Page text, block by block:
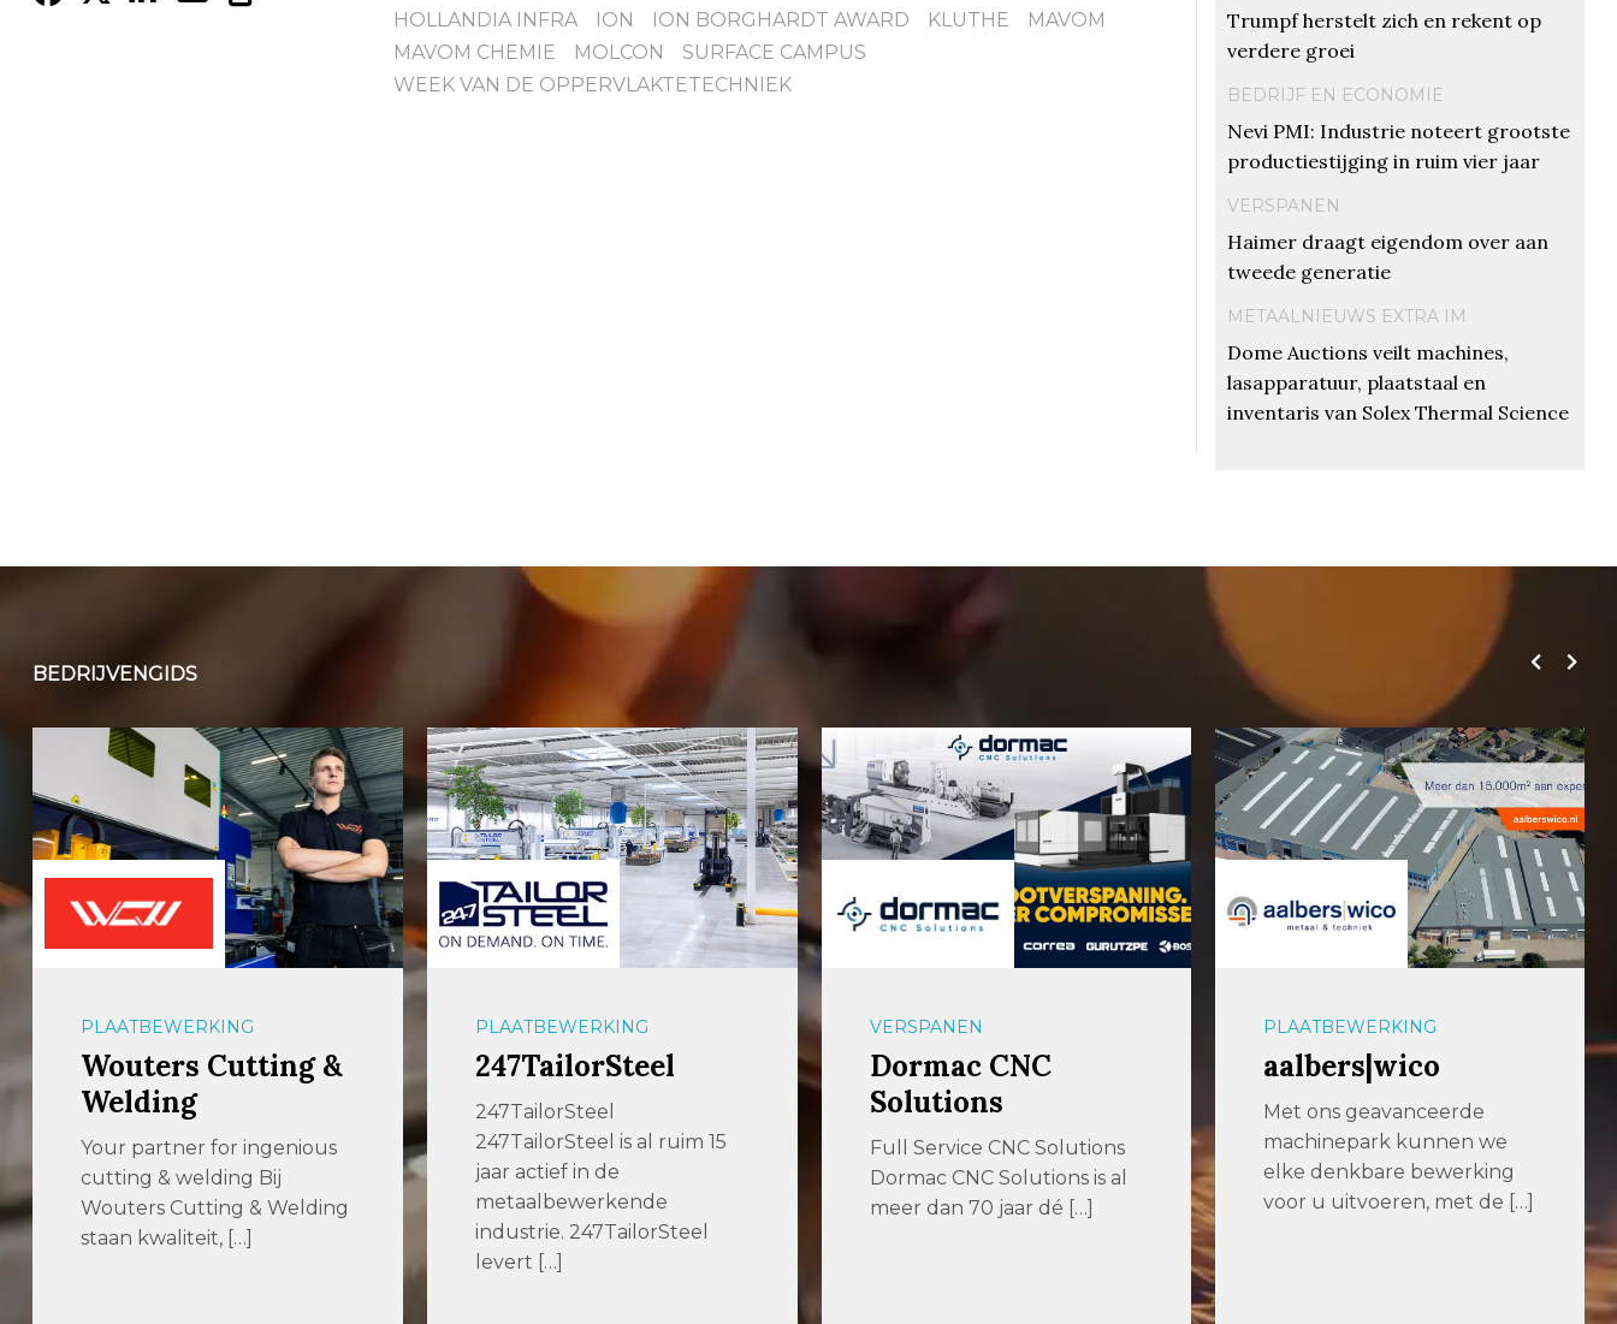
HOLLANDIA INFRA
ION ION BORGHARDT AWARD KLUTHE
MAVOM
MAVOM CHEMIE
MOLCON
SURFACE CAMPUS
WEEK VAN DE OPPERVLAKTETECHNIEK
Trumpf herstelt zich en rekent op
verdere groei
BEDRIJF EN ECONOMIE
Nevi PMI: Industrie noteert grootste
productiestijging in ruim vier jaar
VERSPANEN
Haimer draagt eigendom over aan
tweede generatie
METAALNIEUWS EXTRA IM
Dome Auctions veilt machines,
lasapparatuur, plaatstaal en
inventaris van Solex Thermal Science
BEDRIJVENGIDS
PLAATBEWERKING
Wouters Cutting &
Welding
Your partner for ingenious
cutting & welding Bij
Wouters Cutting & Welding
staan kwaliteit, […]
PLAATBEWERKING
247TailorSteel
247TailorSteel
247TailorSteel is al ruim 15
jaar actief in de
metaalbewerkende
industrie. 247TailorSteel
levert […]
VERSPANEN
Dormac CNC
Solutions
Full Service CNC Solutions
Dormac CNC Solutions is al
meer dan 70 jaar dé […]
PLAATBEWERKING
aalbers|wico
Met ons geavanceerde
machinepark kunnen we
elke denkbare bewerking
voor u uitvoeren, met de […]